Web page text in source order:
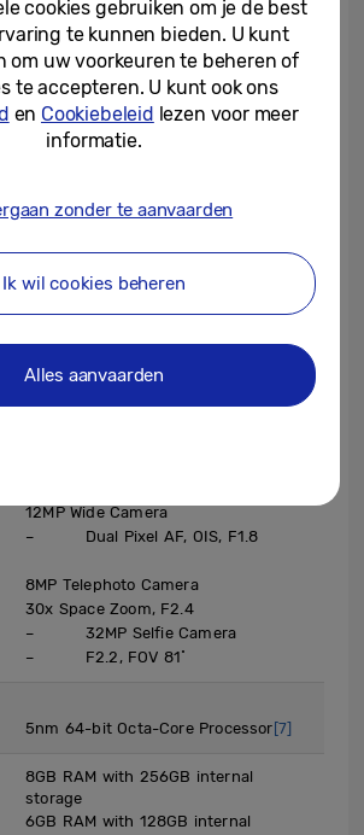
S21 FE 5G
6.4-inch FHD+ Dynamic AMOLED 2X
240Hz Touch Sampling Rate in Game
Eye Comfort Shield with AI based
blue light control
74.5 x 155.7 x 7.9mm, 177g
12MP Wide Camera
– Dual Pixel AF, OIS, F1.8
8MP Telephoto Camera
30x Space Zoom, F2.4
– 32MP Selfie Camera
– F2.2, FOV 81˚
5nm 64-bit Octa-Core Processor [7]
8GB RAM with 256GB internal
storage
6GB RAM with 128GB internal
cookies gebruiken om je de best
te kunnen bieden. U kunt
om uw voorkeuren te beheren of
te accepteren. U kunt ook ons
en Cookiebeleid lezen voor meer
informatie.
zonder te aanvaarden
Ik wil cookies beheren
Alles aanvaarden